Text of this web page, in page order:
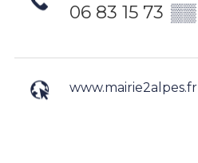
06 83 15 73 ▒▒
www.mairie2alpes.fr